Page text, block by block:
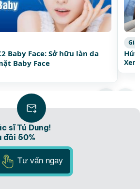
Baby Face: Sở hữu làn da
Baby Face
Hút
bài viết thịnh hành
sĩ Tú Dung!
đãi 50%
Tư vấn ngay